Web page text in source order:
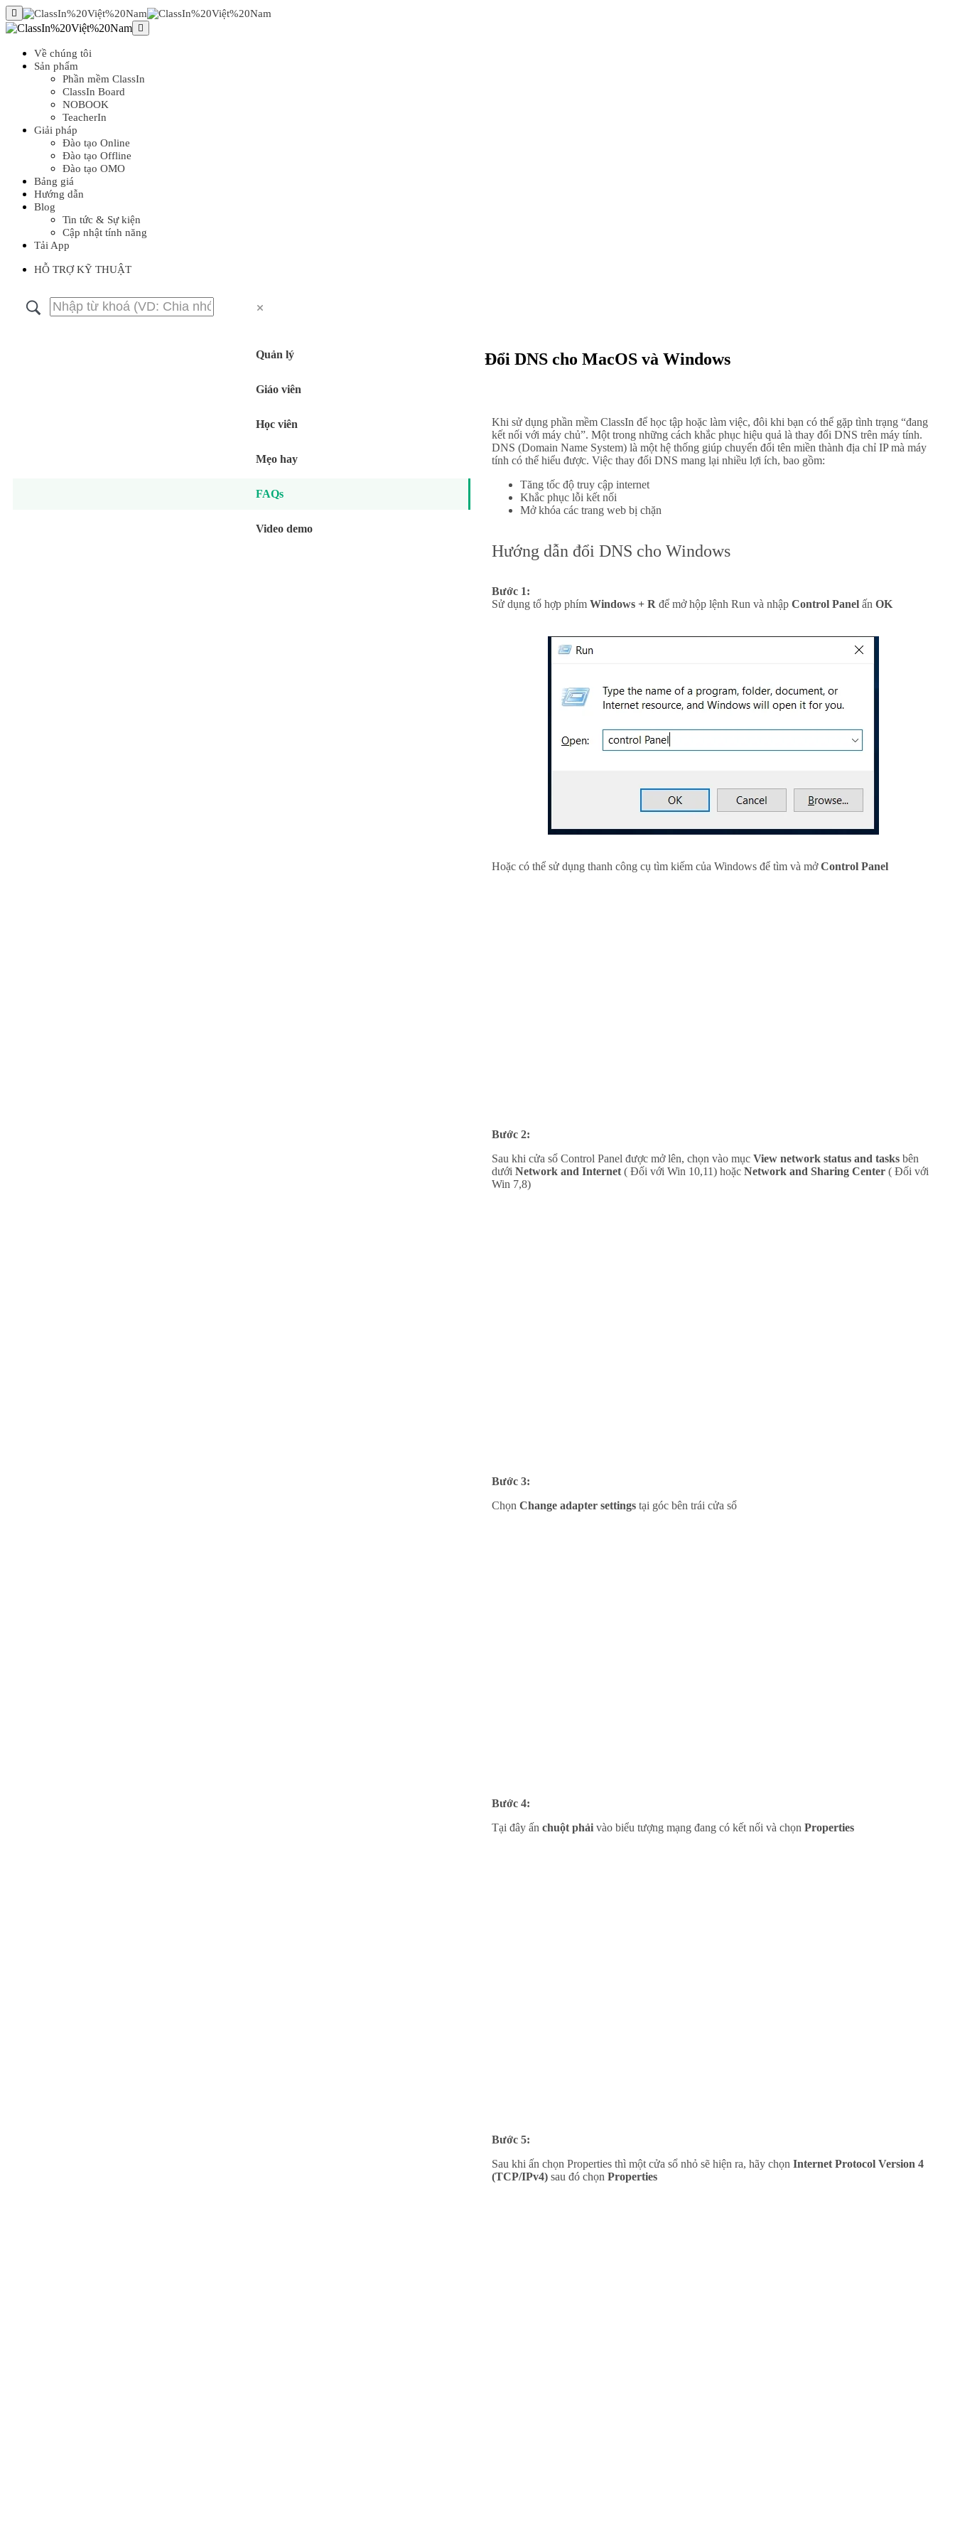
Về chúng tôi
Sản phẩm
Phần mềm ClassIn
ClassIn Board
NOBOOK
TeacherIn
Giải pháp
Đào tạo Online
Đào tạo Offline
Đào tạo OMO
Bảng giá
Hướng dẫn
Blog
Tin tức & Sự kiện
Cập nhật tính năng
Tải App
HỖ TRỢ KỸ THUẬT
Quản lý
Giáo viên
Học viên
Mẹo hay
FAQs
Video demo
Đổi DNS cho MacOS và Windows
Khi sử dụng phần mềm ClassIn để học tập hoặc làm việc, đôi khi bạn có thể gặp tình trạng “đang
kết nối với máy chủ”. Một trong những cách khắc phục hiệu quả là thay đổi DNS trên máy tính.
DNS (Domain Name System) là một hệ thống giúp chuyển đổi tên miền thành địa chỉ IP mà máy
tính có thể hiểu được. Việc thay đổi DNS mang lại nhiều lợi ích, bao gồm:
Tăng tốc độ truy cập internet
Khắc phục lỗi kết nối
Mở khóa các trang web bị chặn
Hướng dẫn đổi DNS cho Windows
Bước 1:
Sử dụng tổ hợp phím Windows + R để mở hộp lệnh Run và nhập Control Panel ấn OK
Hoặc có thể sử dụng thanh công cụ tìm kiếm của Windows để tìm và mởControl Panel
Bước 2:
Sau khi cửa sổ Control Panel được mở lên, chọn vào mục View network status and tasks bên
dưới Network and Internet ( Đối với Win 10,11) hoặc Network and Sharing Center ( Đối với
Win 7,8)
Bước 3:
Chọn Change adapter settings tại góc bên trái cửa sổ
Bước 4:
Tại đây ấn chuột phải vào biểu tượng mạng đang có kết nối và chọn Properties
Bước 5:
Sau khi ấn chọn Properties thì một cửa sổ nhỏ sẽ hiện ra, hãy chọn Internet Protocol Version 4
(TCP/IPv4) sau đó chọn Properties